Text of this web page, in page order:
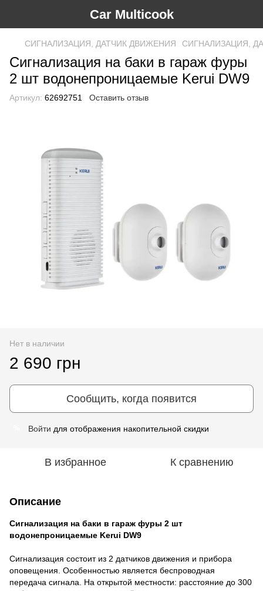
Car Multicook
СИГНАЛИЗАЦИЯ, ДАТЧИК ДВИЖЕНИЯ СИГНАЛИЗАЦИЯ,
Сигнализация на баки в гараж фуры
2 шт водонепроницаемые Kerui DW9
Артикул: 62692751 Оставить отзыв
Нет в наличии
2 690 грн
Сообщить, когда появится
Войти для отображения накопительной скидки
В избранное К сравнению
Описание
Сигнализация на баки в гараж фуры 2 шт
водонепроницаемые Kerui DW9
Сигнализация состоит из 2 датчиков движения и прибора
оповещения. Особенностью является беспроводная
передача сигнала. На открытой местности: расстояние до 300